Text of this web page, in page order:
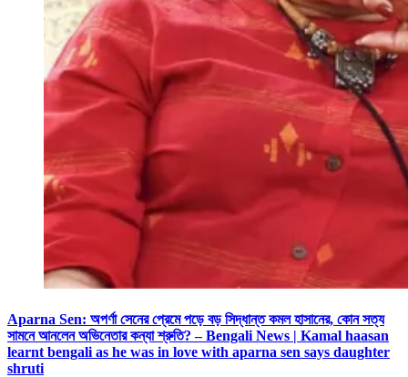
Aparna Sen: অপর্ণা সেনের প্রেমে পড়ে বড় সিদ্ধান্ত কমল হাসানের, কোন সত্য
সামনে আনলেন অভিনেতার কন্যা শ্রুতি? – Bengali News | Kamal haasan
learnt bengali as he was in love with aparna sen says daughter
shruti